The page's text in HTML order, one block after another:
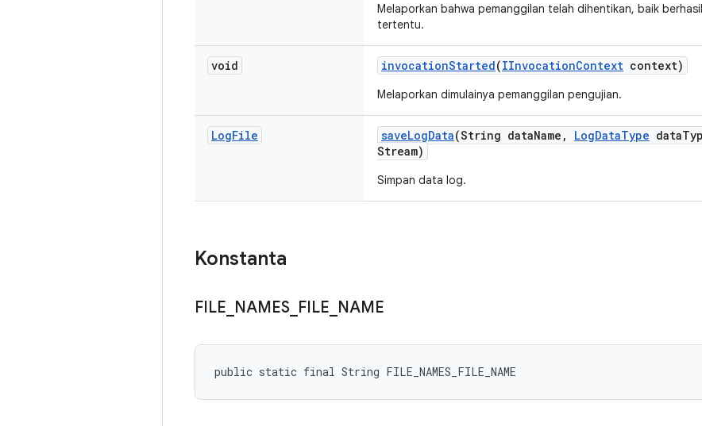
Melaporkan bahwa pemanggilan telah dihentikan, baik
tertentu.
void invocationStarted(IInvocationContext context)
Melaporkan dimulainya pemanggilan pengujian.
LogFile saveLogData(String dataName , LogDataType data
Stream)
Simpan data log.
Konstanta
FILE NAMES FILE NAME
public static final String FILE_NAMES_FILE_NAME